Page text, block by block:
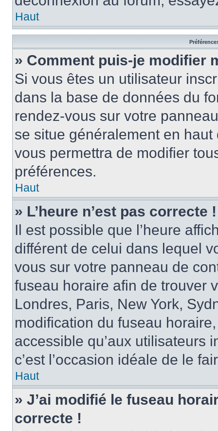
Haut
» Comment puis-je modifier
Si vous êtes un utilisateur
dans la base de données du
rendez-vous sur votre
se situe généralement en
vous permettra de modifier
préférences.
Haut
» L’heure n’est pas correcte !
Il est possible que l’heure
différent de celui dans lequel
vous sur votre panneau de
fuseau horaire afin de trouver
Londres, Paris, New York,
modification du fuseau
accessible qu’aux utilisateurs
c’est l’occasion idéale de le
Haut
» J’ai modifié le fuseau
correcte !